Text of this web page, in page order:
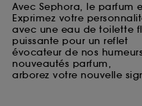
Avec Sephora, le parfum
Exprimez votre
avec une eau de toilette
puissante pour un reflet
évocateur de nos
nouveautés parfum,
arborez votre nouvelle